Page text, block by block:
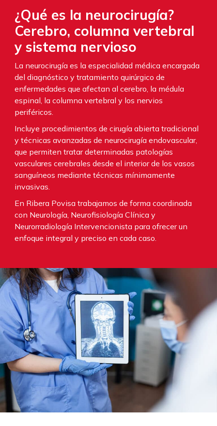
¿Qué es la neurocirugía?
Cerebro, columna vertebral
y sistema nervioso
La neurocirugía es la especialidad médica encargada
del diagnóstico y tratamiento quirúrgico de
enfermedades que afectan al cerebro, la médula
espinal, la columna vertebral y los nervios
periféricos.
Incluye procedimientos de cirugía abierta tradicional
y técnicas avanzadas de neurocirugía endovascular,
que permiten tratar determinadas patologías
vasculares cerebrales desde el interior de los vasos
sanguíneos mediante técnicas mínimamente
invasivas.
En Ribera Povisa trabajamos de forma coordinada
con Neurología, Neurofisiología Clínica y
Neurorradiología Intervencionista para ofrecer un
enfoque integral y preciso en cada caso.